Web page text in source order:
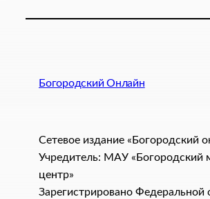
Богородский Онлайн
Сетевое издание «Богородский
Учредитель: МАУ «Богородский
центр»
Зарегистрировано Федеральной